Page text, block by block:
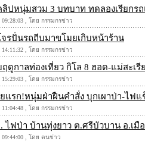
ปหนุ่มสวม 3 บทบาท ทดลองเรียกรถ
, โดย กรรมกรข่าว
รปั่นรถถีบมาขโมยเกิบหน้าร้าน
, โดย กรรมกรข่าว
ดูกาลท่องเที่ยว กิโล 8 ฮอด-แม่สะเรี
, โดย กรรมกรข่าว
แรก!หนุ่มฝ่าฝืนคำสั่ง บุกเผาป่า-ไฟแ
, โดย กรรมกรข่าว
ไฟป่า บ้านทุ่งยาว ต.ศรีบัวบาน อ.เมื
, โดย ตนข่าว